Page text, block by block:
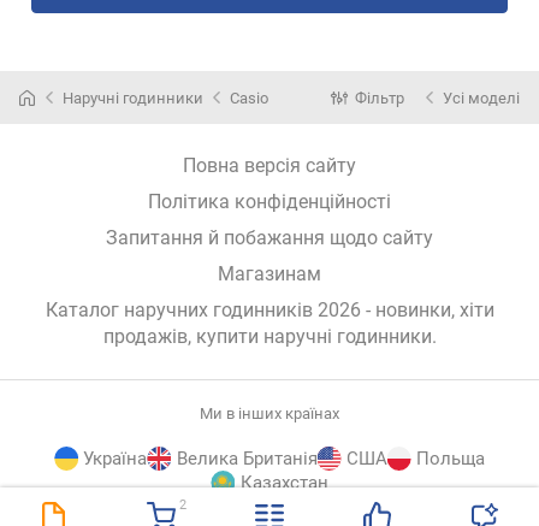
2
Наручні годинники Casio Фільтр Усі моделі
Повна версія сайту
Політика конфіденційності
Запитання й побажання щодо сайту
Магазинам
Каталог наручних годинників 2026 - новинки, хіти
продажів, купити наручні годинники.
Ми в інших країнах
Україна Велика Британія США
Польща
Казахстан